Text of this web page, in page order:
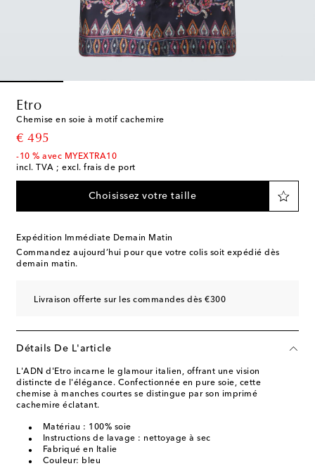
Etro
Chemise en soie à motif cachemire
€ 495
original price
-10 % avec MYEXTRA10
incl. TVA ; excl. frais de port
Choisissez votre taille
Expédition Immédiate Demain Matin
Commandez aujourd’hui pour que votre colis soit expédié dès
demain matin.
Livraison offerte sur les commandes dès €300
Détails De L'article
L'ADN d'Etro incarne le glamour italien, offrant une vision
distincte de l'élégance. Confectionnée en pure soie, cette
chemise à manches courtes se distingue par son imprimé
cachemire éclatant.
Matériau : 100% soie
Instructions de lavage : nettoyage à sec
Fabriqué en Italie
Couleur: bleu